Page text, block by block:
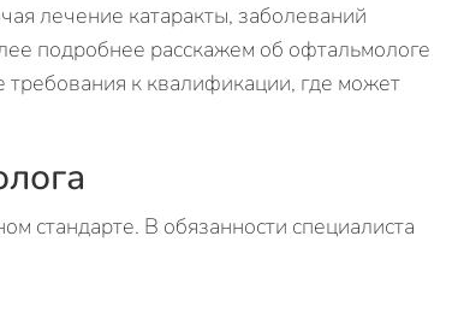
лечение катаракты, заболеваний
подробнее расскажем об офтальмологе
требования к квалификации, где может
стандарте. В обязанности специалиста